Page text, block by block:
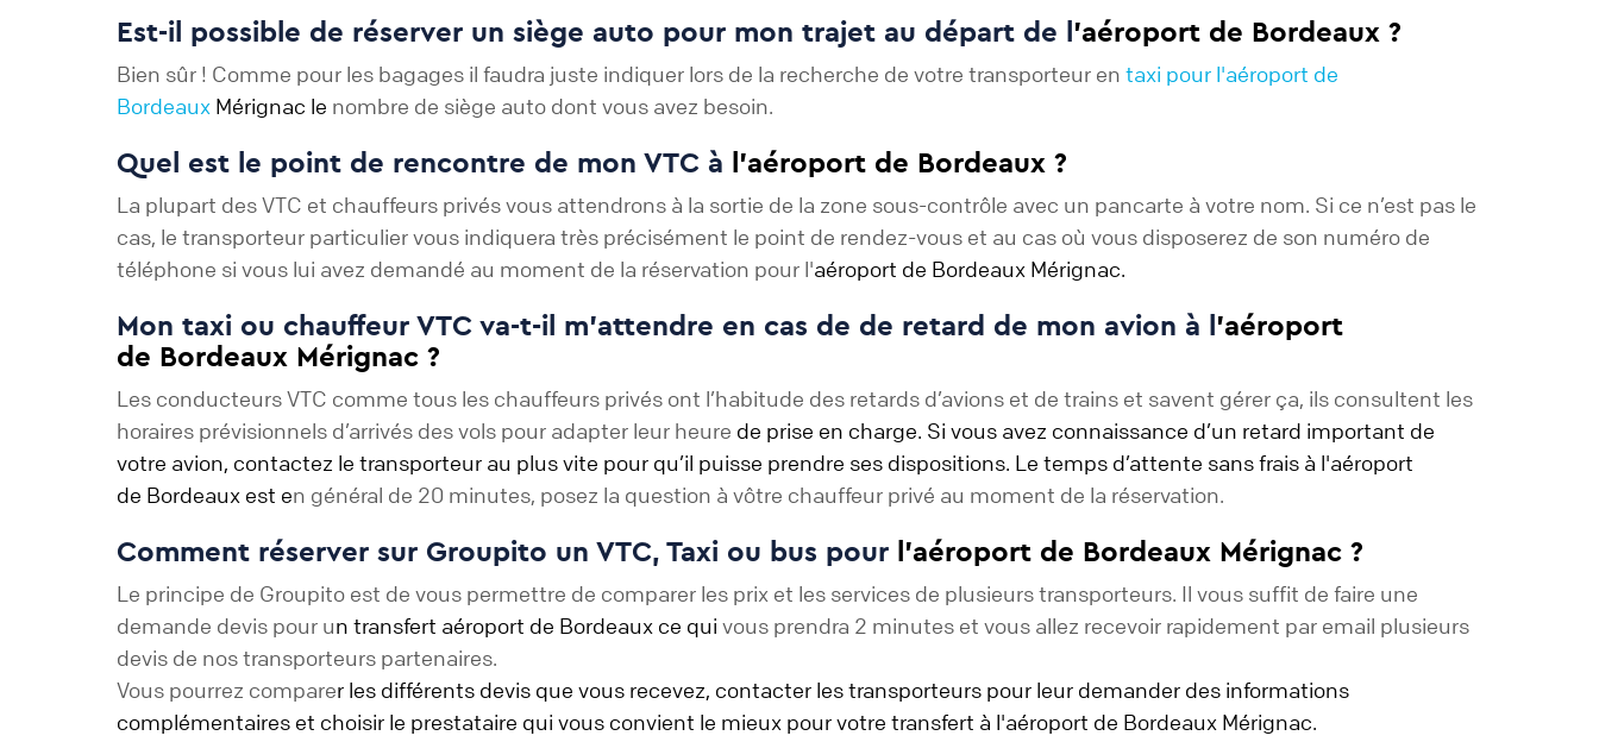
Est-il possible de réserver un siège auto pour mon trajet au départ de l'aéroport de Bordeaux ?
Bien sûr ! Comme pour les bagages il faudra juste indiquer lors de la recherche de votre transporteur en taxi pour l'aéroport de
BordeauxMérignac le nombre de siège auto dont vous avez besoin.
Quel est le point de rencontre de mon VTC à l'aéroport de Bordeaux ?
La plupart des VTC et chauffeurs privés vous attendrons à la sortie de la zone sous-contrôle avec un pancarte à votre nom. Si ce n’est pas le
cas, le transporteur particulier vous indiquera très précisément le point de rendez-vous et au cas où vous disposerez de son numéro de
téléphone si vous lui avez demandé au moment de la réservation pour l'aéroport de Bordeaux Mérignac.
Mon taxi ou chauffeur VTC va-t-il m'attendre en cas de de retard de mon avion à l'aéroport
de Bordeaux Mérignac ?
Les conducteurs VTC comme tous les chauffeurs privés ont l’habitude des retards d’avions et de trains et savent gérer ça, ils consultent les
horaires prévisionnels d’arrivés des vols pour adapter leur heure de prise en charge. Si vous avez connaissance d’un retard important de
votre avion, contactez le transporteur au plus vite pour qu’il puisse prendre ses dispositions. Le temps d’attente sans frais à l'aéroport
de Bordeaux est en général de 20 minutes, posez la question à vôtre chauffeur privé au moment de la réservation.
Comment réserver sur Groupito un VTC, Taxi ou bus pour l’aéroport de Bordeaux Mérignac ?
Le principe de Groupito est de vous permettre de comparer les prix et les services de plusieurs transporteurs. Il vous suffit de faire une
demande devis pour un transfert aéroport de Bordeaux ce qui vous prendra 2 minutes et vous allez recevoir rapidement par email plusieurs
devis de nos transporteurs partenaires.
Vous pourrez comparer les différents devis que vous recevez, contacter les transporteurs pour leur demander des informations
complémentaires et choisir le prestataire qui vous convient le mieux pour votre transfert à l'aéroport de Bordeaux Mérignac.